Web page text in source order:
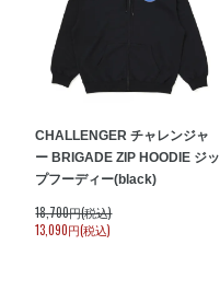
CHALLENGER チャレンジャ
ー BRIGADE ZIP HOODIE ジッ
プフーディー(black)
18,700円(税込)
13,090円(税込)